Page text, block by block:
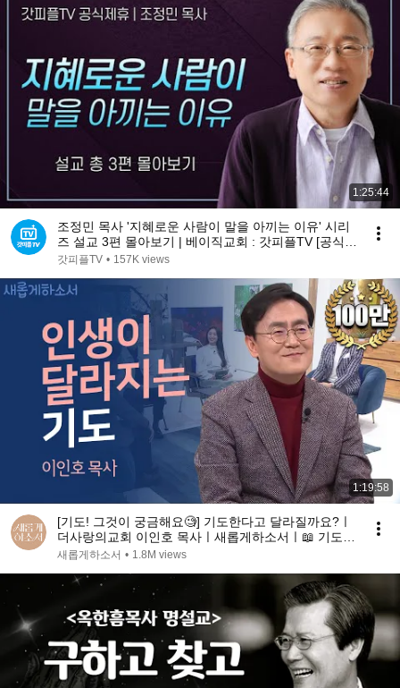
1:25:44
조정민 목사 '지혜로운 사람이 말을 아끼는 이유' 시리
즈 설교 3편 몰아보기 | 베이직교회 : 갓피플TV [공식제
휴]
갓피플TV • 157K views
1:19:58
[기도! 그것이 궁금해요🧐] 기도한다고 달라질까요?ㅣ
더사랑의교회 이인호 목사ㅣ새롭게하소서ㅣ📖 기도하
면 달라진다
새롭게하소서 • 1.8M views